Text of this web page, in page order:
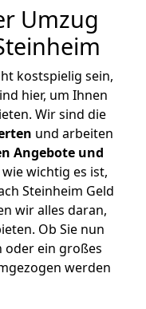
Umzug
kostspielig sein,
hier, um Ihnen
Wir sind die
und arbeiten
Angebote und
wichtig es ist,
Steinheim Geld
wir alles daran,
Ob Sie nun
oder ein großes
werden